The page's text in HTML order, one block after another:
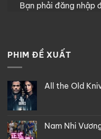
Bạn phải đăng nhập
PHIM ĐỀ XUẤT
All the Old
Nam Nhi